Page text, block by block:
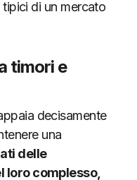
di un mercato
timori e
decisamente
una
delle
complesso,